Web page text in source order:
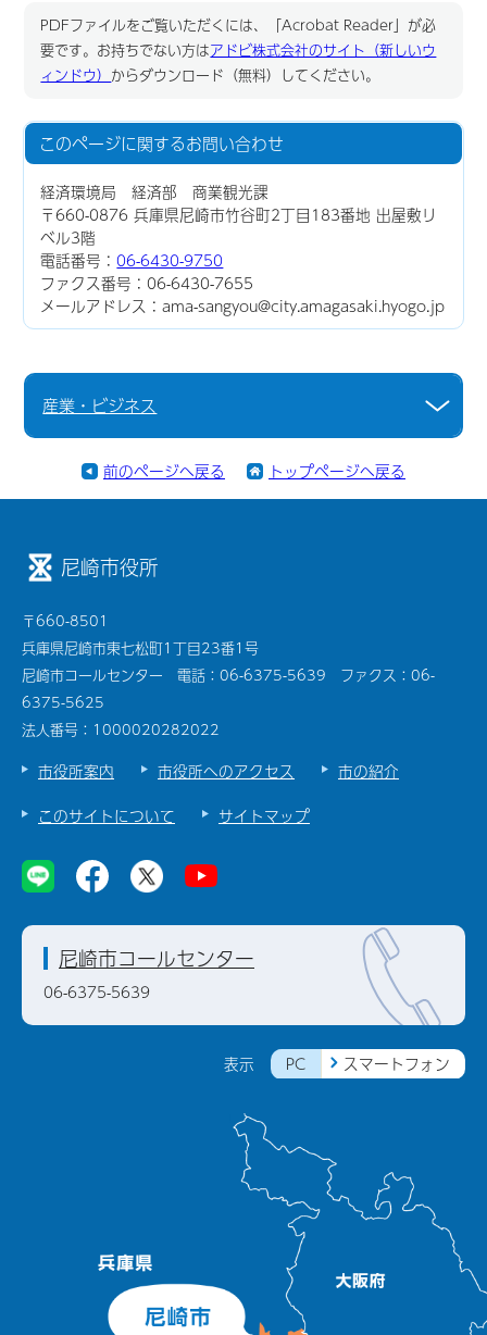
PDFファイルをご覧いただくには、「Acrobat Reader」が必
要です。お持ちでない方はアドビ株式会社のサイト（新しいウ
ィンドウ） からダウンロード（無料）してください。
このページに関するお問い合わせ
経済環境局 経済部 商業観光課
〒660-0876 兵庫県尼崎市竹谷町2丁目183番地 出屋敷リ
ベル3階
電話番号：06-6430-9750
ファクス番号：06-6430-7655
メールアドレス：ama-sangyou@city.amagasaki.hyogo.jp
産業・ビジネス
前のページへ戻る トップページへ戻る
尼崎市役所
〒660-8501
兵庫県尼崎市東七松町1丁目23番1号
尼崎市コールセンター 電話：06-6375-5639 ファクス：06-
6375-5625
法人番号：1000020282022
市役所案内 市役所へのアクセス
市の紹介
このサイトについて
サイトマップ
表示 PC スマートフォン
尼崎市コールセンター
06-6375-5639